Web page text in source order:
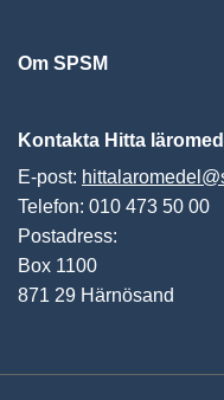
Om SPSM
Kontakta Hitta
E-post:
Telefon: 010 473 50 00
Postadress:
Box 1100
871 29 Härnösand